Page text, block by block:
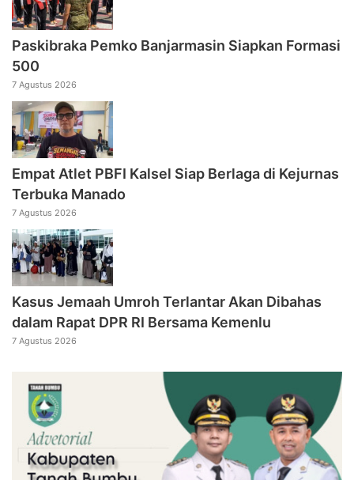
Paskibraka Pemko Banjarmasin Siapkan Formasi
500
7 Agustus 2026
Empat Atlet PBFI Kalsel Siap Berlaga di Kejurnas
Terbuka Manado
7 Agustus 2026
Kasus Jemaah Umroh Terlantar Akan Dibahas
dalam Rapat DPR RI Bersama Kemenlu
7 Agustus 2026